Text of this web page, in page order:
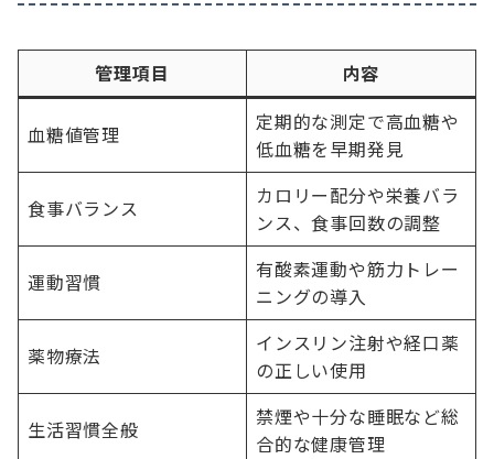
管理項目 内容
血糖値管理
定期的な測定で高血糖や
低血糖を早期発見
食事バランス
カロリー配分や栄養バラ
ンス、食事回数の調整
運動習慣
有酸素運動や筋力トレー
ニングの導入
薬物療法
インスリン注射や経口薬
の正しい使用
生活習慣全般
禁煙や十分な睡眠など総
合的な健康管理